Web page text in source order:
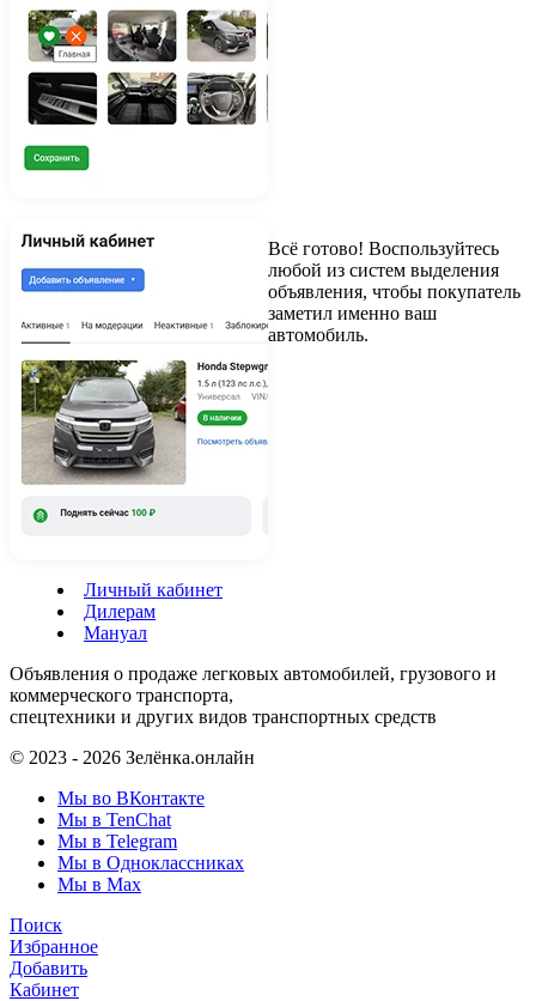
Всё готово! Воспользуйтесь
любой из систем выделения
объявления, чтобы покупатель
заметил именно ваш
автомобиль.
Личный кабинет
Дилерам
Мануал
Объявления о продаже легковых автомобилей, грузового и
коммерческого транспорта,
спецтехники и других видов транспортных средств
© 2023 - 2026 Зелёнка.онлайн
Мы во ВКонтакте
Мы в TenChat
Мы в Telegram
Мы в Одноклассниках
Мы в Max
Поиск
Избранное
Добавить
Кабинет